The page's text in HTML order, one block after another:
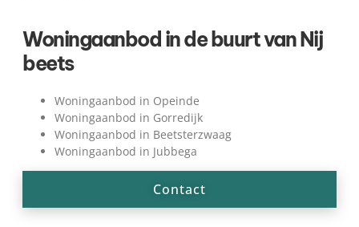
Woningaanbod in de buurt van Nij
beets
Woningaanbod in Opeinde
Woningaanbod in Gorredijk
Woningaanbod in Beetsterzwaag
Woningaanbod in Jubbega
Contact